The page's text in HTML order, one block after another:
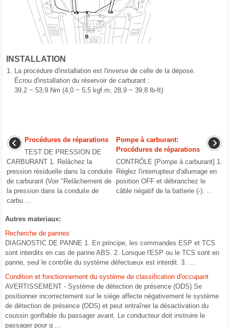
INSTALLATION
1. La procédure d'installation est l'inverse de celle de la dépose.
Écrou d'installation du réservoir de carburant :
39,2 ~ 53,9 Nm (4,0 ~ 5,5 kgf.m, 28,9 ~ 39,8 lb-ft)
Procédures de réparations
TEST DE PRESSION DE
CARBURANT 1. Relâchez la
pression résiduelle dans la conduite
de carburant (Voir "Relâchement de
la pression dans la conduite de
carbu ...
Pompe à carburant:
Procédures de réparations
CONTRÔLE [Pompe à carburant] 1.
Réglez l'interrupteur d'allumage en
position OFF et débranchez le
câble négatif de la batterie (-). ...
Autres materiaux:
Recherche de pannes
DIAGNOSTIC DE PANNE 1. En principe, les commandes ESP et TCS
sont interdits en cas de panne ABS. 2. Lorsque l'ESP ou le TCS sont en
panne, seul le contrôle du système défectueux est interdit. 3. ...
Condition et fonctionnement du système de classification d'occupant
AVERTISSEMENT - Système de détection de présence (ODS) Se
positionner incorrectement sur le siège affecte négativement le système
de détection de présence (ODS) et peut entraîner la désactivation du
coussin gonflable du passager avant. Le conducteur doit instruire le
passager pour q ...